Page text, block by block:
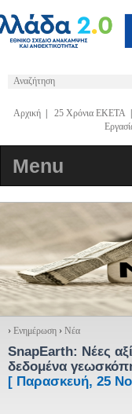
Αρχική| 25 Χρόνια ΕΚΕΤΑ
Menu
› Ενημέρωση › Νέα
SnapEarth: Νέες
δεδομένα
[ Παρασκευή, 25